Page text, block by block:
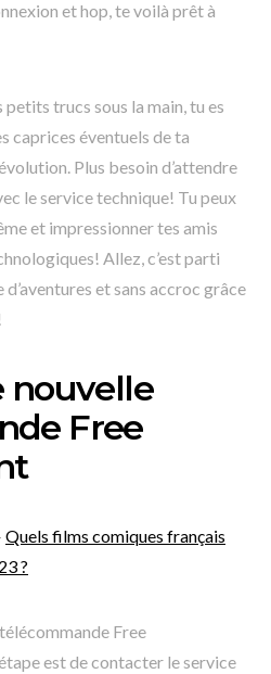
et hop, te voilà prêt à
trucs sous la main, tu es
caprices éventuels de ta
Plus besoin d’attendre
le service technique! Tu peux
et impressionner tes amis
Allez, c’est parti
et sans accroc grâce
nouvelle
Free
Quels films comiques français
?
Free
est de contacter le service